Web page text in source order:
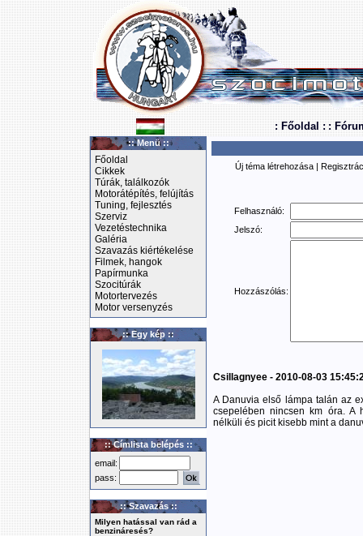
: Főoldal : :
:: Menü ::
Főoldal
Cikkek
Túrák, találkozók
Motorátépítés, felújítás
Tuning, fejlesztés
Szerviz
Vezetéstechnika
Galéria
Szavazás kiértékelése
Filmek, hangok
Papírmunka
Szocitúrák
Motortervezés
Motor versenyzés
:: Egy kép ::
:: Címlista belépés ::
email:
pass:
:: Szavazás ::
Milyen hatással van rád a
benzináresés?
Új téma létrehozása |
Felhasználó:
Jelszó:
Hozzászólás:
Csillagnyee - 2010-08-03
A Danuvia első lámpa talán az
csepelében nincsen km óra. A
nélküli és picit kisebb mint a